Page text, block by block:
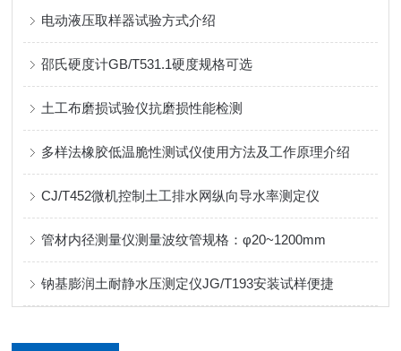
电动液压取样器试验方式介绍
邵氏硬度计GB/T531.1硬度规格可选
土工布磨损试验仪抗磨损性能检测
多样法橡胶低温脆性测试仪使用方法及工作原理介绍
CJ/T452微机控制土工排水网纵向导水率测定仪
管材内径测量仪测量波纹管规格：φ20~1200mm
钠基膨润土耐静水压测定仪JG/T193安装试样便捷